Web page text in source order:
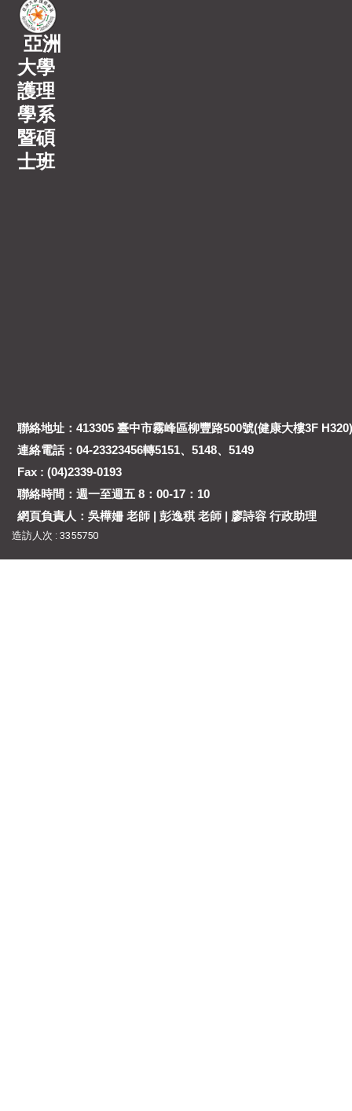
亞洲
大學
護理
學系
暨碩
士班
聯絡地址：413305 臺中市霧峰區柳豐路500號(健康大樓3F H320)
連絡電話：04-23323456轉5151、5148、5149
Fax : (04)2339-0193
聯絡時間：週一至週五 8：00-17：10
網頁負責人：吳樺姍 老師 | 彭逸稘 老師 | 廖詩容 行政助理
造訪人次 : 3355750